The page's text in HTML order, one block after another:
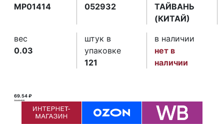
MP01414
052932
ТАЙВАНЬ
(КИТАЙ)
вес
0.03
штук в
упаковке
121
в наличии
нет в
наличии
69.54 ₽
70.00 ₽ ₽